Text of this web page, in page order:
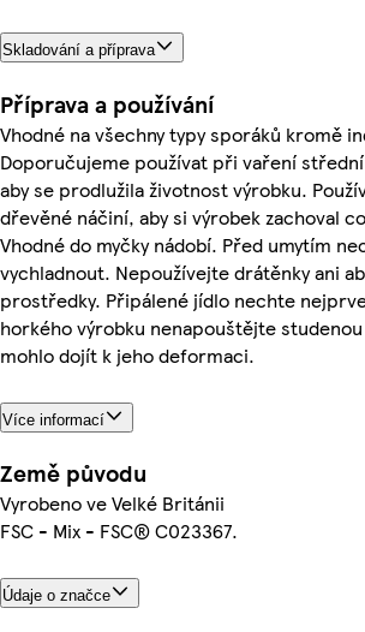
Skladování a příprava
Příprava a používání
Vhodné na všechny typy sporáků kromě
Doporučujeme používat při vaření
aby se prodlužila životnost výrobku.
dřevěné náčiní, aby si výrobek zachoval
Vhodné do myčky nádobí. Před umytím
vychladnout. Nepoužívejte drátěnky ani
prostředky. Připálené jídlo nechte
horkého výrobku nenapouštějte
mohlo dojít k jeho deformaci.
Více informací
Země původu
Vyrobeno ve Velké Británii
FSC - Mix - FSC® C023367.
Údaje o značce